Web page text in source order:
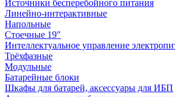
Источники бесперебойного питания
Линейно-интерактивные
Напольные
Стоечные 19"
Интеллектуальное управление
Трёхфазные
Модульные
Батарейные блоки
Шкафы для батарей, аксессуары для ИБП